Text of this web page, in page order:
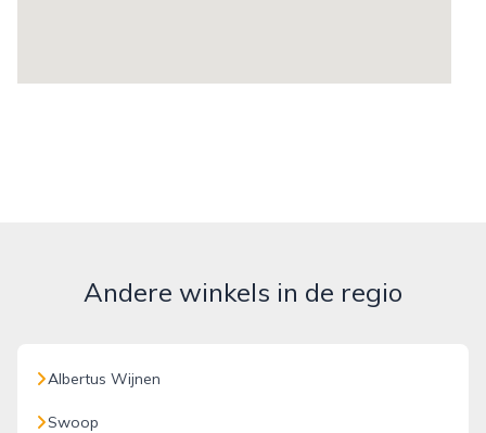
Andere winkels in de regio
Albertus Wijnen
Swoop